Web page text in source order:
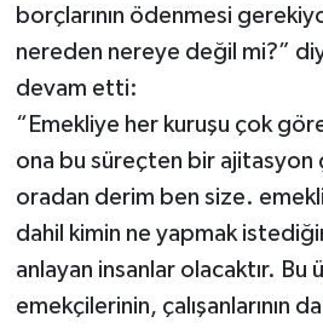
borçlarının ödenmesi
nereden nereye değil mi?”
devam etti:
“Emekliye her kuruşu çok
ona bu süreçten bir ajitasyon
oradan derim ben size. emekli
dahil kimin ne yapmak
anlayan insanlar olacaktır. Bu
emekçilerinin, çalışanlarının